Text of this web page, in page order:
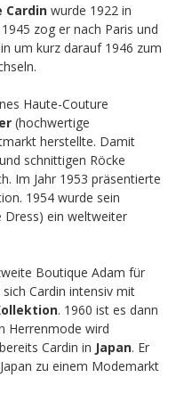
Cardin wurde 1922 in
zog er nach Paris und
um kurz darauf 1946 zum
Haute-Couture
(hochwertige
herstellte. Damit
und schnittigen Röcke
Im Jahr 1953 präsentierte
1954 wurde sein
Dress) ein weltweiter
Boutique Adam für
Cardin intensiv mit
. 1960 ist es dann
Herrenmode wird
Cardin in Japan. Er
zu einem Modemarkt